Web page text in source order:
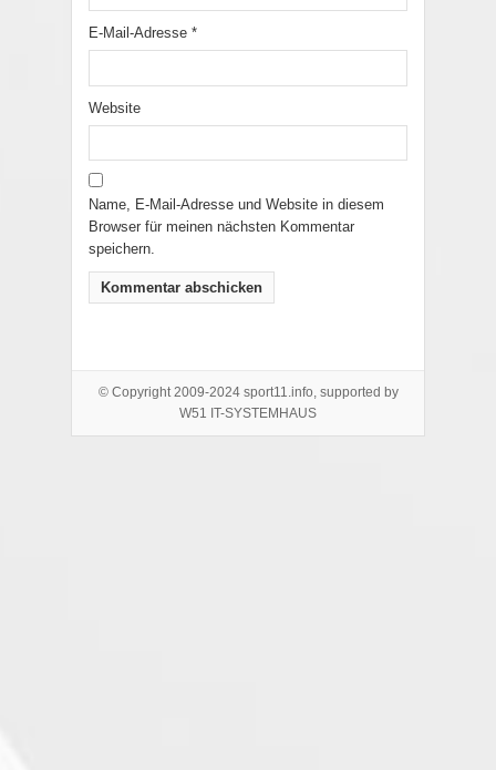
E-Mail-Adresse *
Website
Name, E-Mail-Adresse und Website in diesem
Browser für meinen nächsten Kommentar
speichern.
© Copyright 2009-2024 sport11.info, supported by
W51 IT-SYSTEMHAUS